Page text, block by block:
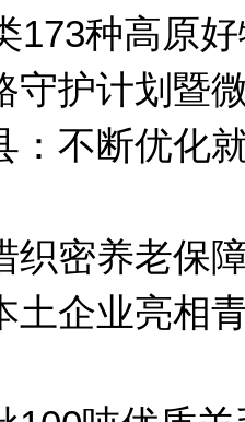
173种高原
守护计划暨
：不断优化
织密养老保
土企业亮相